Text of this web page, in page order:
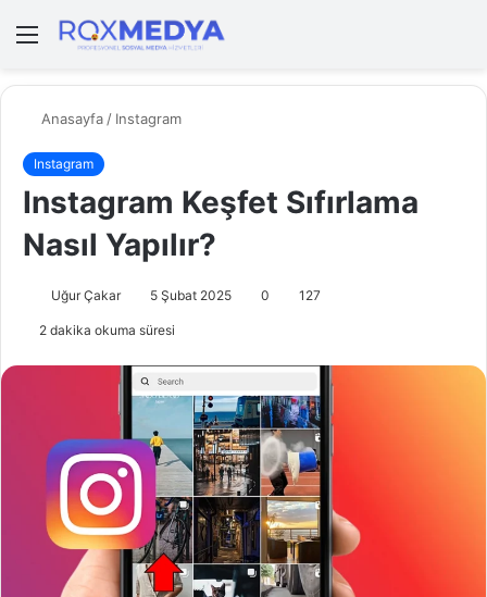
Menü
Anasayfa / Instagram
Instagram
Instagram Keşfet Sıfırlama
Nasıl Yapılır?
Uğur Çakar 5 Şubat 2025 0 127
2 dakika okuma süresi